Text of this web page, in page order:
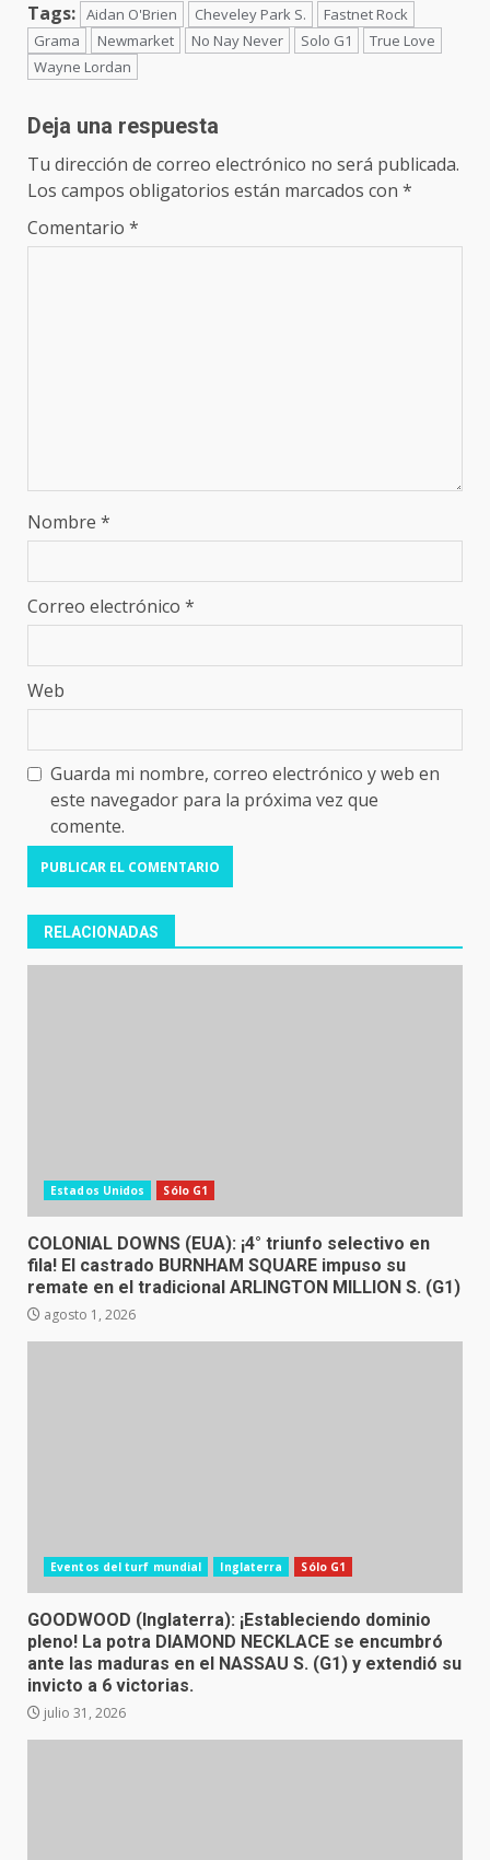
Tags: Aidan O'Brien Cheveley Park S.
Fastnet Rock
Grama
Newmarket No Nay Never Solo G1
True Love
Wayne Lordan
Deja una respuesta
Tu dirección de correo electrónico no será publicada.
Los campos obligatorios están marcados con *
Comentario *
Nombre *
Correo electrónico *
Web
Guarda mi nombre, correo electrónico y web en
este navegador para la próxima vez que
comente.
RELACIONADAS
Estados Unidos Sólo G1
COLONIAL DOWNS (EUA): ¡4° triunfo selectivo en
fila! El castrado BURNHAM SQUARE impuso su
remate en el tradicional ARLINGTON MILLION S. (G1)
agosto 1, 2026
Eventos del turf mundial Inglaterra Sólo G1
GOODWOOD (Inglaterra): ¡Estableciendo dominio
pleno! La potra DIAMOND NECKLACE se encumbró
ante las maduras en el NASSAU S. (G1) y extendió su
invicto a 6 victorias.
julio 31, 2026